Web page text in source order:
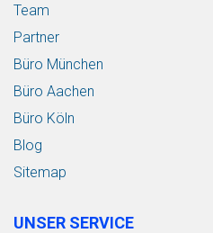
Team
Partner
Büro München
Büro Aachen
Büro Köln
Blog
Sitemap
UNSER SERVICE